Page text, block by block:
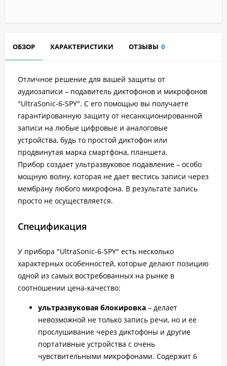
ОБЗОР ХАРАКТЕРИСТИКИ ОТЗЫВЫ 0
Отличное решение для вашей защиты от
аудиозаписи – подавитель диктофонов и микрофонов
"UltraSonic-6-SPY". С его помощью вы получаете
гарантированную защиту от несанкционированной
записи на любые цифровые и аналоговые
устройства, будь то простой диктофон или
продвинутая марка смартфона, планшета.
Прибор создает ультразвуковое подавление – особо
мощную волну, которая не дает вестись записи через
мембрану любого микрофона. В результате запись
просто не осуществляется.
Спецификация
У прибора "UltraSonic-6-SPY" есть несколько
характерных особенностей, которые делают позицию
одной из самых востребованных на рынке в
соотношении цена-качество:
ультразвуковая блокировка – делает
невозможной не только запись речи, но и ее
прослушивание через диктофоны и другие
портативные устройства с очень
чувствительными микрофонами. Содержит 6